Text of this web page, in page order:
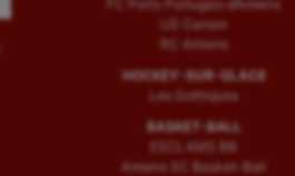
FC Porto Portugais d’Amiens
US Camon
RC Amiens
HOCKEY-SUR-GLACE
Les Gothiques
BASKET-BALL
ESCLAMS BB
Amiens SC Basket-Ball